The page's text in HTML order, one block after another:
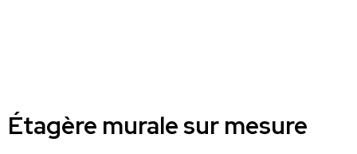
Étagère murale sur mesure